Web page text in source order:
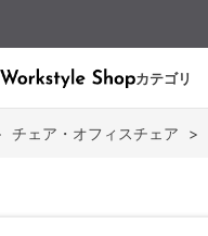
カテゴリ
チェア・オフィスチェア >